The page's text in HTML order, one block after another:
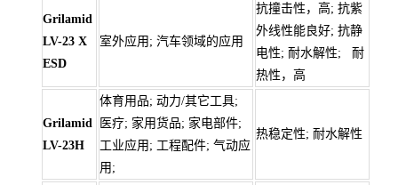
Grilamid
LV-23 X
ESD
室外应用; 汽车领域的应用
抗撞击性，高; 抗紫
外线性能良好; 抗静
电性; 耐水解性; 耐
热性，高
Grilamid
LV-23H
体育用品; 动力/其它工具;
医疗; 家用货品; 家电部件;
工业应用; 工程配件; 气动应
用;
热稳定性; 耐水解性